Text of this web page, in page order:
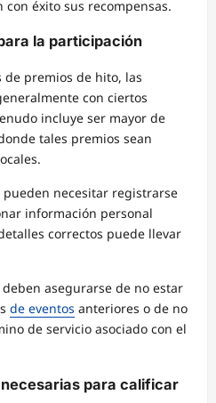
éxito sus recompensas.
la participación
de premios de hito, las
con ciertos
incluye ser mayor de
tales premios sean
necesitar registrarse
información personal
correctos puede llevar
asegurarse de no estar
de eventos anteriores o de no
de servicio asociado con el
para calificar